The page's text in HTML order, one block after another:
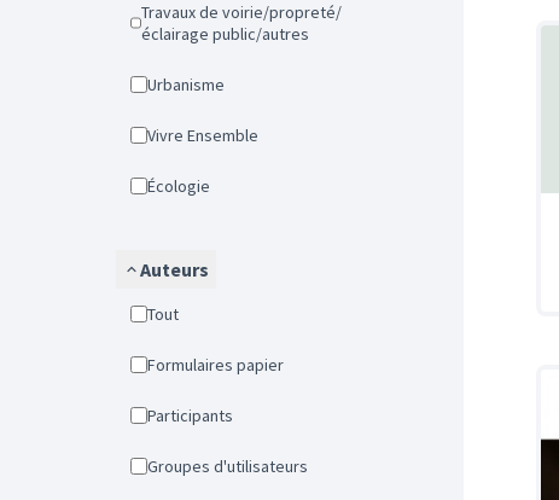
Travaux de voirie/propreté/
éclairage public/autres
Urbanisme
Vivre Ensemble
Écologie
Auteurs
Tout
Formulaires papier
Participants
Groupes d'utilisateurs